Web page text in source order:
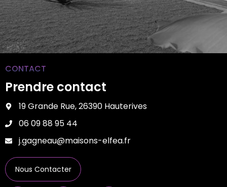
CONTACT
Prendre contact
19 Grande Rue, 26390 Hauterives
06 09 88 95 44
j.gagneau@maisons-elfea.fr
Nous Contacter